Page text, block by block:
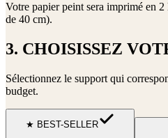
Votre papier peint sera imprimé en 2
de 40 cm).
3. CHOISISSEZ
Sélectionnez le support qui
budget.
★ BEST-SELLER